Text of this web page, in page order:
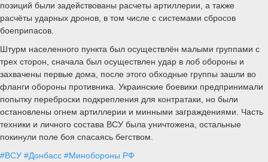
позиций были задействованы расчеты артиллерии, а также
расчёты ударных дронов, в том числе с системами сбросов
боеприпасов.
Штурм населенного пункта был осуществлён малыми группами с
трех сторон, сначала был осуществлен удар в лоб обороны и
захвачены первые дома, после этого обходные группы зашли во
фланги обороны противника. Украинские боевики предпринимали
попытку переброски подкрепления для контратаки, но были
остановлены огнем артиллерии и минными заграждениями. Часть
техники и личного состава ВСУ была уничтожена, остальные
покинули поле боя спасаясь бегством.
#ВСУ #Донбасс #Минобороны РФ